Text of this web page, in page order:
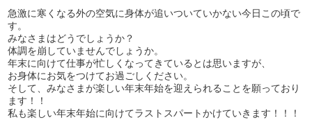
料金
無料相談
会員様の声 接骨院売却相談
アイワ鍼灸マッサージ師会 資料請求・お問い合わせ
代理店募集 個人情報保護について
急激に寒くなる外の空気に身体が追いついていかない今日この頃で
す。
みなさまはどうでしょうか？
体調を崩していませんでしょうか。
年末に向けて仕事が忙しくなってきているとは思いますが、
お身体にお気をつけてお過ごしください。
そして、みなさまが楽しい年末年始を迎えられることを願っており
ます！！
私も楽しい年末年始に向けてラストスパートかけていきます！！！